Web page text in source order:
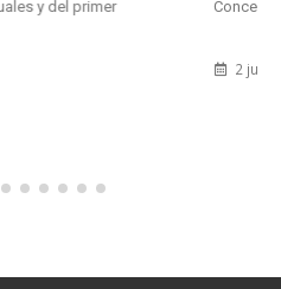
para elaborar...